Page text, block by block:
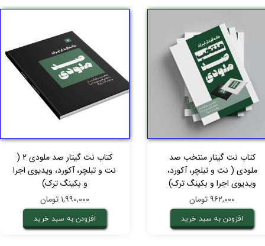
کتاب نت گیتار منتخب صد
ملودی ( نت و تبلچر، آکورد،
ویدیوی اجرا و بکینگ ترک)
۹۶۲,۰۰۰ تومان
افزودن به سبد خرید
کتاب نت گیتار صد ملودی 2 (
نت و تبلچر، آکورد، ویدیوی اجرا
و بکینگ ترک)
۱,۹۹۰,۰۰۰ تومان
افزودن به سبد خرید